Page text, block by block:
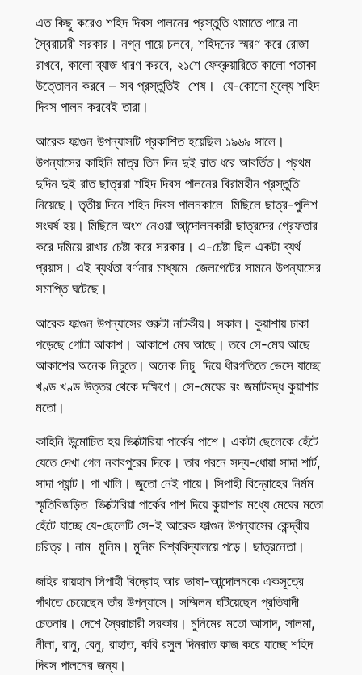
এত কিছু করেও শহিদ দিবস পালনের প্রস্তুতি থামাতে পারে না
স্বৈরাচারী সরকার। নগ্ন পায়ে চলবে, শহিদদের স্মরণ করে রোজা
রাখবে, কালো ব্যাজ ধারণ করবে, ২১শে ফেব্রুয়ারিতে কালো পতাকা
উত্তোলন করবে – সব প্রস্তুতিই শেষ। যে-কোনো মূল্যে শহিদ
দিবস পালন করবেই তারা।
আরেক ফাল্গুন উপন্যাসটি প্রকাশিত হয়েছিল ১৯৬৯ সালে।
উপন্যাসের কাহিনি মাত্র তিন দিন দুই রাত ধরে আবর্তিত। প্রথম
দুদিন দুই রাত ছাত্ররা শহিদ দিবস পালনের বিরামহীন প্রস্তুতি
নিয়েছে। তৃতীয় দিনে শহিদ দিবস পালনকালে মিছিলে ছাত্র-পুলিশ
সংঘর্ষ হয়। মিছিলে অংশ নেওয়া আন্দোলনকারী ছাত্রদের গ্রেফতার
করে দমিয়ে রাখার চেষ্টা করে সরকার। এ-চেষ্টা ছিল একটা ব্যর্থ
প্রয়াস। এই ব্যর্থতা বর্ণনার মাধ্যমে জেলগেটের সামনে উপন্যাসের
সমাপ্তি ঘটেছে।
আরেক ফাল্গুন উপন্যাসের শুরুটা নাটকীয়। সকাল। কুয়াশায় ঢাকা
পড়েছে গোটা আকাশ। আকাশে মেঘ আছে। তবে সে-মেঘ আছে
আকাশের অনেক নিচুতে। অনেক নিচু দিয়ে ধীরগতিতে ভেসে যাচ্ছে
খণ্ড খণ্ড উত্তর থেকে দক্ষিণে। সে-মেঘের রং জমাটবদ্ধ কুয়াশার
মতো।
কাহিনি উন্মোচিত হয় ভিক্টোরিয়া পার্কের পাশে। একটা ছেলেকে হেঁটে
যেতে দেখা গেল নবাবপুরের দিকে। তার পরনে সদ্য-ধোয়া সাদা শার্ট,
সাদা প্যান্ট। পা খালি। জুতো নেই পায়ে। সিপাহী বিদ্রোহের নির্মম
স্মৃতিবিজড়িত ভিক্টোরিয়া পার্কের পাশ দিয়ে কুয়াশার মধ্যে মেঘের মতো
হেঁটে যাচ্ছে যে-ছেলেটি সে-ই আরেক ফাল্গুন উপন্যাসের কেন্দ্রীয়
চরিত্র। নাম মুনিম। মুনিম বিশ্ববিদ্যালয়ে পড়ে। ছাত্রনেতা।
জহির রায়হান সিপাহী বিদ্রোহ আর ভাষা-আন্দোলনকে একসূত্রে
গাঁথতে চেয়েছেন তাঁর উপন্যাসে। সম্মিলন ঘটিয়েছেন প্রতিবাদী
চেতনার। দেশে স্বৈরাচারী সরকার। মুনিমের মতো আসাদ, সালমা,
নীলা, রানু, বেনু, রাহাত, কবি রসুল দিনরাত কাজ করে যাচ্ছে শহিদ
দিবস পালনের জন্য।